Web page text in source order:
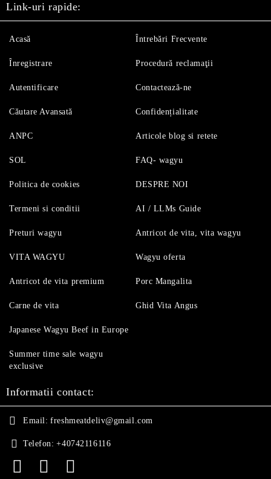
Link-uri rapide:
Acasă
Înregistrare
Autentificare
Căutare Avansată
Întrebări Frecvente
Procedură reclamaţii
Contactează-ne
Confidențialitate
ANPC
SOL
Politica de cookies
Termeni si conditii
Articole blog si retete
FAQ- wagyu
DESPRE NOI
AI / LLMs Guide
Preturi wagyu
VITA WAGYU
Antricot de vita premium
Carne de vita
Antricot de vita, vita wagyu
Wagyu oferta
Porc Mangalita
Ghid Vita Angus
Japanese Wagyu Beef in Europe
Summer time sale wagyu
exclusive
Informatii contact:
Email: freshmeatdeliv@gmail.com
Telefon: +40742116116